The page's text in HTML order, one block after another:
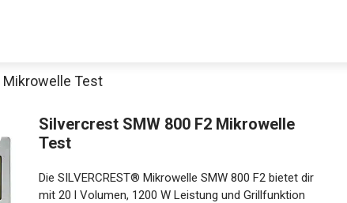
Mikrowelle Test
Silvercrest SMW 800 F2 Mikrowelle
Test
Die SILVERCREST® Mikrowelle SMW 800 F2 bietet dir
mit 20 l Volumen, 1200 W Leistung und Grillfunktion